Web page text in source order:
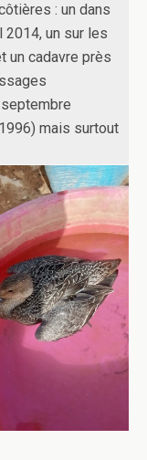
: un dans
2014, un sur les
un cadavre près
mais surtout